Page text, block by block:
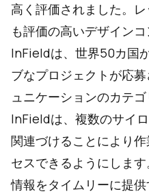
高く評価されました。
も評価の高いデザインコ
InFieldは、世界50カ国
ブなプロジェクトが応
ュニケーションのカテゴ
InFieldは、複数のサイ
関連づけることにより
セスできるようにしま
情報をタイムリーに提